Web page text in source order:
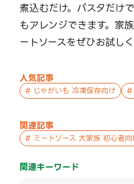
煮込むだけ。パスタだけ
もアレンジできます。家
ートソースをぜひお試しく
人気記事
# じゃがいも 冷凍保存向け #
関連記事
# ミートソース 大家族 初心者
関連キーワード